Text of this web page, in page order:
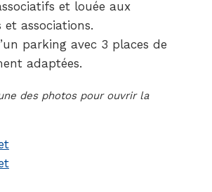
et louée aux
et associations.
parking avec 3 places de
adaptées.
des photos pour ouvrir la